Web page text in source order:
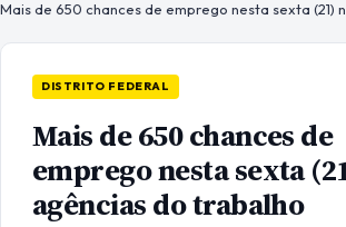
DISTRITO FEDERAL
Mais de 650 chances de
emprego nesta sexta
agências do trabalho